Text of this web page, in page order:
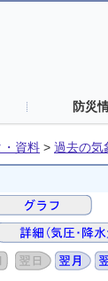
防災
資料 > 過去の気